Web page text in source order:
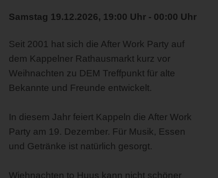
Samstag 19.12.2026, 19:00 Uhr - 00:00 Uhr
Seit 2001 hat sich die After Work Party auf
dem Kappelner Rathausmarkt kurz vor
Weihnachten zu DEM Treffpunkt für alte
Bekannte und Freunde entwickelt.
In diesem Jahr feiert Kappeln die After Work
Party am 19. Dezember. Für Musik, Essen
und Getränke ist natürlich gesorgt.
Wiehnachten to Huus kann nicht schöner